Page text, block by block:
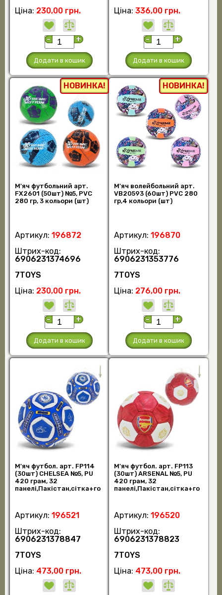
Ціна: 230,00 грн.
- +
Додати в кошик
Ціна: 336,00 грн.
- +
Додати в кошик
НОВИНКА!
М'яч футбольний арт.
FX2601 (50шт) №5, PVC
280 гр, 3 кольори (шт)
Артикул: 196872
Штрих-код:
6906231374696
7TOYS
Ціна: 230,00 грн.
- +
Додати в кошик
НОВИНКА!
М'яч волейбольний арт.
VB20593 (60шт) PVC 280
гр,4 кольори (шт)
Артикул: 196870
Штрих-код:
6906231353776
7TOYS
Ціна: 276,00 грн.
- +
Додати в кошик
М'яч футбол. арт. FP114
(30шт) CHELSEA №5, PU
420 грам, 32
панелі,Пакістан,сітка+го
Артикул: 196521
Штрих-код:
6906231378847
7TOYS
Ціна: 473,00 грн.
М'яч футбол. арт. FP113
(30шт) ARSENAL №5, PU
420 грам, 32
панелі,Пакістан,сітка+го
Артикул: 196520
Штрих-код:
6906231378823
7TOYS
Ціна: 473,00 грн.